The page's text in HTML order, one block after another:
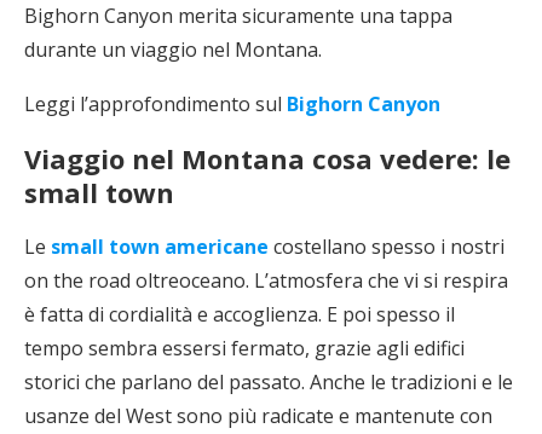
Bighorn Canyon merita sicuramente una tappa
durante un viaggio nel Montana.
Leggi l’approfondimento sul Bighorn Canyon
Viaggio nel Montana cosa vedere: le
small town
Le small town americane costellano spesso i nostri
on the road oltreoceano. L’atmosfera che vi si respira
è fatta di cordialità e accoglienza. E poi spesso il
tempo sembra essersi fermato, grazie agli edifici
storici che parlano del passato. Anche le tradizioni e le
usanze del West sono più radicate e mantenute con